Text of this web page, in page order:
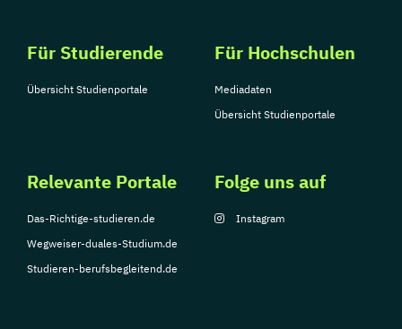
Für Studierende
Übersicht Studienportale
Für Hochschulen
Mediadaten
Übersicht Studienportale
Relevante Portale
Das-Richtige-studieren.de
Wegweiser-duales-Studium.de
Studieren-berufsbegleitend.de
Folge uns auf
Instagram